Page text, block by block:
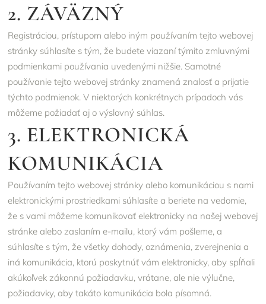
2. ZÁVÄZNÝ
Registráciou, prístupom alebo iným používaním tejto webovej
stránky súhlasíte s tým, že budete viazaní týmito zmluvnými
podmienkami používania uvedenými nižšie. Samotné
používanie tejto webovej stránky znamená znalosť a prijatie
týchto podmienok. V niektorých konkrétnych prípadoch vás
môžeme požiadať aj o výslovný súhlas.
3. ELEKTRONICKÁ
KOMUNIKÁCIA
Používaním tejto webovej stránky alebo komunikáciou s nami
elektronickými prostriedkami súhlasíte a beriete na vedomie,
že s vami môžeme komunikovať elektronicky na našej webovej
stránke alebo zaslaním e-mailu, ktorý vám pošleme, a
súhlasíte s tým, že všetky dohody, oznámenia, zverejnenia a
iná komunikácia, ktorú poskytnúť vám elektronicky, aby spĺňali
akúkoľvek zákonnú požiadavku, vrátane, ale nie výlučne,
požiadavky, aby takáto komunikácia bola písomná.